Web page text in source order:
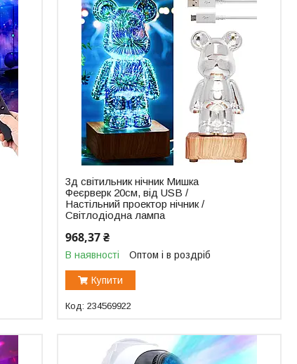
3д світильник нічник Мишка
Феєрверк 20см, від USB /
Настільний проектор нічник /
Світлодіодна лампа
968,37 ₴
В наявності Оптом і в роздріб
Купити
234569922